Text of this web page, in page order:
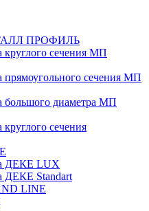
ПРОФИЛЬ
круглого сечения МП
прямоугольного сечения МП
большого диаметра МП
сечения
ДЕКЕ LUX
ДЕКЕ Standart
LINE